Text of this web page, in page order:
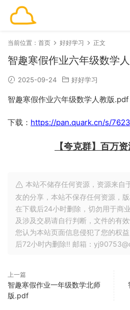
当前位置： 首页 好好学习 正文
智趣寒假作业六年级数学
2025-09-24 好好学习
智趣寒假作业六年级数学人教版.pdf
下载： https://pan.quark.cn/s/
【夸克群】百万
本站不储存任何资源，资源来自
友的分享，本站不保存任何资源，
在下载后24小时删除，切勿用于商
及涉及交易请自行判断，文件的有
您认为本站页面信息侵犯了您的权
后72小时内删除!! 邮箱：
上一篇
智趣寒假作业一年级数学北师
版.pdf